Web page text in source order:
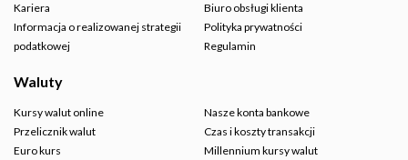
Kariera
Informacja o realizowanej strategii
podatkowej
Biuro obsługi klienta
Polityka prywatności
Regulamin
Waluty
Kursy walut online
Przelicznik walut
Euro kurs
Nasze konta bankowe
Czas i koszty transakcji
Millennium kursy walut